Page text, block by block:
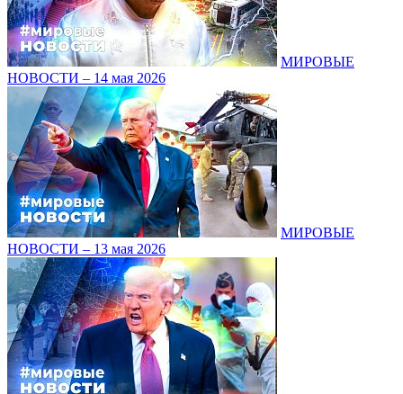
МИРОВЫЕ
НОВОСТИ – 14 мая 2026
МИРОВЫЕ
НОВОСТИ – 13 мая 2026